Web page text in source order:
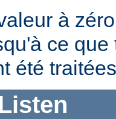
à
ce
été